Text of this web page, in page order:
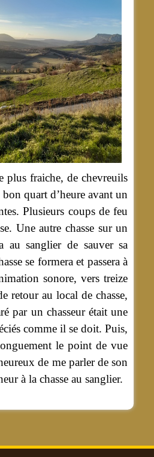
plus fraiche, de chevreuils
quart d’heure avant un
Plusieurs coups de feu
Une autre chasse sur un
au sanglier de sauver sa
se formera et passera à
sonore, vers treize
retour au local de chasse,
par un chasseur était une
comme il se doit. Puis,
le point de vue
de me parler de son
à la chasse au sanglier.